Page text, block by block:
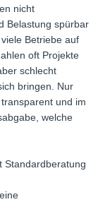
nicht
Belastung spürbar
Betriebe auf
oft Projekte
schlecht
bringen. Nur
und im
welche
Standardberatung